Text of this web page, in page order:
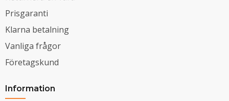
Prisgaranti
Klarna betalning
Vanliga frågor
Företagskund
Information